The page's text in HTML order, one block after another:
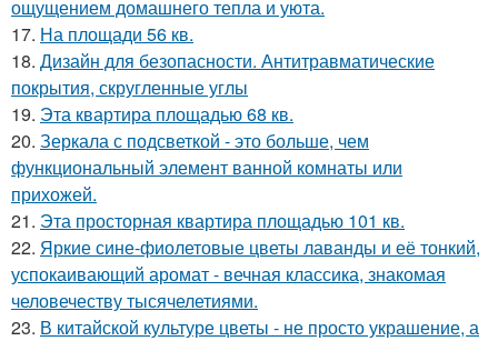
ощущением домашнего тепла и уюта.
17. На площади 56 кв.
18. Дизайн для безопасности. Антитравматические
покрытия, скругленные углы
19. Эта квартира площадью 68 кв.
20. Зеркала с подсветкой - это больше, чем
функциональный элемент ванной комнаты или
прихожей.
21. Эта просторная квартира площадью 101 кв.
22. Яркие сине-фиолетовые цветы лаванды и её тонкий,
успокаивающий аромат - вечная классика, знакомая
человечеству тысячелетиями.
23. В китайской культуре цветы - не просто украшение, а